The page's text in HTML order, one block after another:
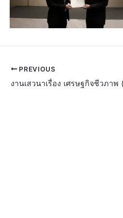
PREVIOUS
งานเสวนาเรื่อง เศรษฐกิจชีวภา